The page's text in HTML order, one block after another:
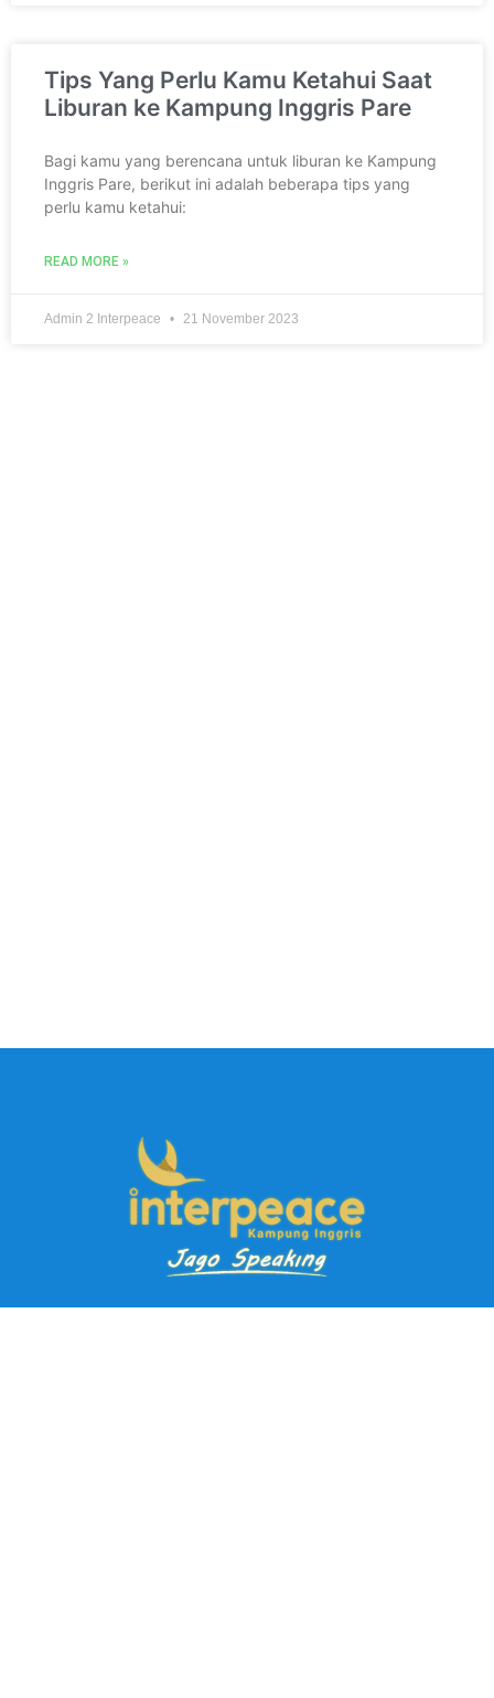
Tips Yang Perlu Kamu Ketahui Saat
Liburan ke Kampung Inggris Pare
Bagi kamu yang berencana untuk liburan ke Kampung
Inggris Pare, berikut ini adalah beberapa tips yang
perlu kamu ketahui:
READ MORE »
Admin 2 Interpeace 21 November 2023